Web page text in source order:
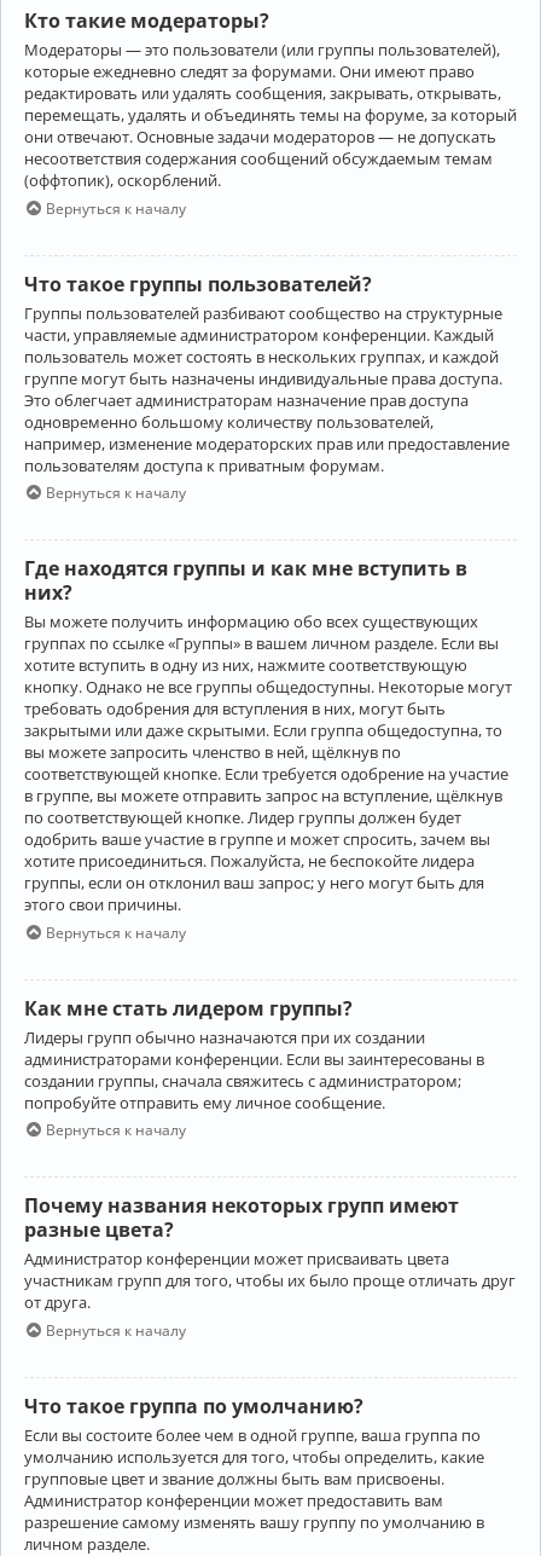
Кто такие модераторы?
Модераторы — это пользователи (или группы пользователей),
которые ежедневно следят за форумами. Они имеют право
редактировать или удалять сообщения, закрывать, открывать,
перемещать, удалять и объединять темы на форуме, за который
они отвечают. Основные задачи модераторов — не допускать
несоответствия содержания сообщений обсуждаемым темам
(оффтопик), оскорблений.
Вернуться к началу
Что такое группы пользователей?
Группы пользователей разбивают сообщество на структурные
части, управляемые администратором конференции. Каждый
пользователь может состоять в нескольких группах, и каждой
группе могут быть назначены индивидуальные права доступа.
Это облегчает администраторам назначение прав доступа
одновременно большому количеству пользователей,
например, изменение модераторских прав или предоставление
пользователям доступа к приватным форумам.
Вернуться к началу
Где находятся группы и как мне вступить в
них?
Вы можете получить информацию обо всех существующих
группах по ссылке «Группы» в вашем личном разделе. Если вы
хотите вступить в одну из них, нажмите соответствующую
кнопку. Однако не все группы общедоступны. Некоторые могут
требовать одобрения для вступления в них, могут быть
закрытыми или даже скрытыми. Если группа общедоступна, то
вы можете запросить членство в ней, щёлкнув по
соответствующей кнопке. Если требуется одобрение на участие
в группе, вы можете отправить запрос на вступление, щёлкнув
по соответствующей кнопке. Лидер группы должен будет
одобрить ваше участие в группе и может спросить, зачем вы
хотите присоединиться. Пожалуйста, не беспокойте лидера
группы, если он отклонил ваш запрос; у него могут быть для
этого свои причины.
Вернуться к началу
Как мне стать лидером группы?
Лидеры групп обычно назначаются при их создании
администраторами конференции. Если вы заинтересованы в
создании группы, сначала свяжитесь с администратором;
попробуйте отправить ему личное сообщение.
Вернуться к началу
Почему названия некоторых групп имеют
разные цвета?
Администратор конференции может присваивать цвета
участникам групп для того, чтобы их было проще отличать друг
от друга.
Вернуться к началу
Что такое группа по умолчанию?
Если вы состоите более чем в одной группе, ваша группа по
умолчанию используется для того, чтобы определить, какие
групповые цвет и звание должны быть вам присвоены.
Администратор конференции может предоставить вам
разрешение самому изменять вашу группу по умолчанию в
личном разделе.